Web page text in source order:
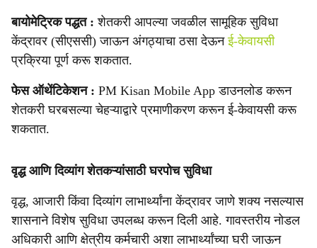
बायोमेट्रिक पद्धत : शेतकरी आपल्या जवळील सामूहिक सुविधा
केंद्रावर (सीएससी) जाऊन अंगठ्याचा ठसा देऊनई-केवायसी
प्रक्रिया पूर्ण करू शकतात.
फेस ऑथेंटिकेशन : PM Kisan Mobile App डाउनलोड करून
शेतकरी घरबसल्या चेहऱ्याद्वारे प्रमाणीकरण करून ई-केवायसी करू
शकतात.
वृद्ध आणि दिव्यांग शेतकऱ्यांसाठी घरपोच सुविधा
वृद्ध, आजारी किंवा दिव्यांग लाभार्थ्यांना केंद्रावर जाणे शक्य नसल्यास
शासनाने विशेष सुविधा उपलब्ध करून दिली आहे. गावस्तरीय नोडल
अधिकारी आणि क्षेत्रीय कर्मचारी अशा लाभार्थ्यांच्या घरी जाऊन